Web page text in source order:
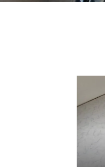
協力
お問